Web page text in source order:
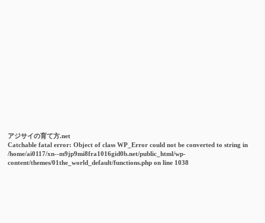
アジサイの育て方.net
Catchable fatal error: Object of class WP_Error could not be converted to string in
/home/ai0117/xn--m9jp9mi8fra1016gid0b.net/public_html/wp-
content/themes/01the_world_default/functions.php on line 1038